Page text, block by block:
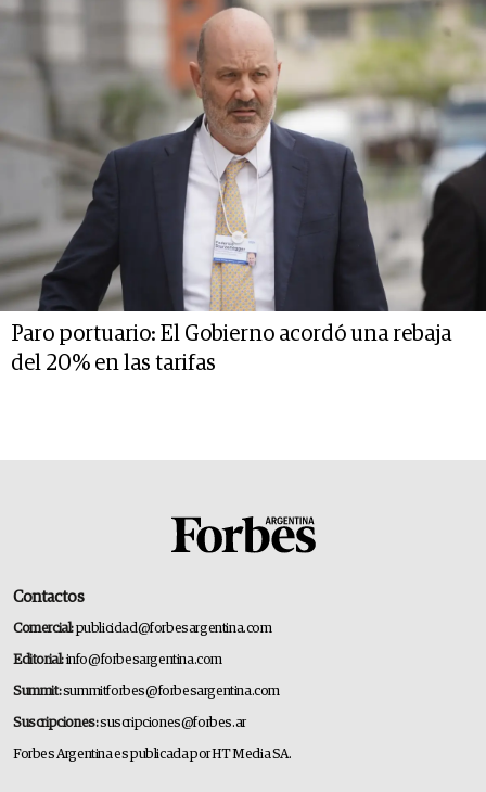
Paro portuario: El Gobierno acordó una rebaja
del 20% en las tarifas
Contactos
Comercial:publicidad@forbesargentina.com
Editorial:info@forbesargentina.com
Summit:summitforbes@forbesargentina.com
Suscripciones:suscripciones@forbes.ar
Forbes Argentina es publicada por HT Media SA.